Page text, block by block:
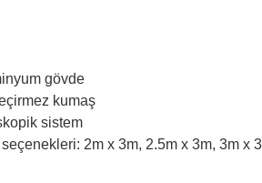
gövde
kumaş
sistem
2m x 3m, 2.5m x 3m, 3m x